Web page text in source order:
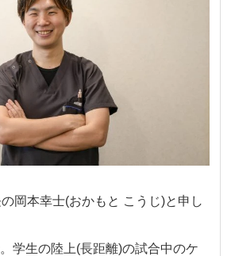
の岡本幸士(おかもと こうじ)と申し
学生の陸上(長距離)の試合中のケ